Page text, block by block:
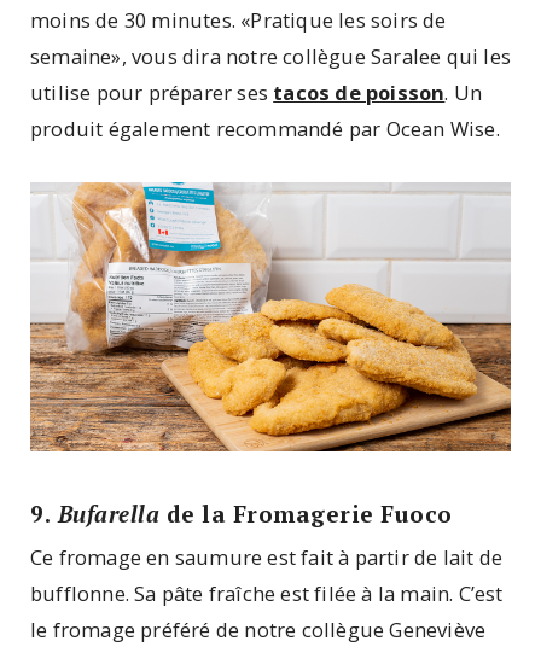
moins de 30 minutes. «Pratique les soirs de
semaine», vous dira notre collègue Saralee qui les
utilise pour préparer ses tacos de poisson. Un
produit également recommandé par Ocean Wise.
9. Bufarella de la Fromagerie Fuoco
Ce fromage en saumure est fait à partir de lait de
bufflonne. Sa pâte fraîche est filée à la main. C’est
le fromage préféré de notre collègue Geneviève